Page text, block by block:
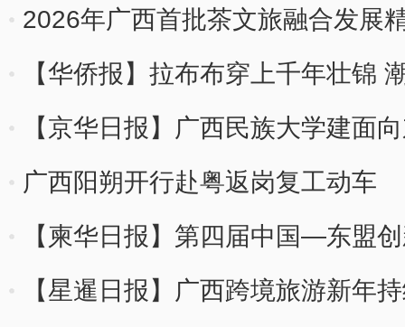
地
2026年广西首批茶文旅融合发展
【华侨报】拉布布穿上千年壮锦
【京华日报】广西民族大学建面
广西阳朔开行赴粤返岗复工动车
【柬华日报】第四届中国—东盟
【星暹日报】广西跨境旅游新年